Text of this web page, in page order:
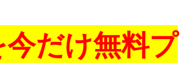
だけ無料プ